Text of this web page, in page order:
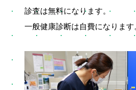
診査は無料になります。
一般健康診断は自費になります